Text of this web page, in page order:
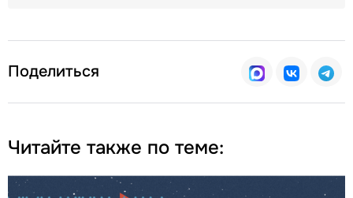
Поделиться
Читайте также по теме: